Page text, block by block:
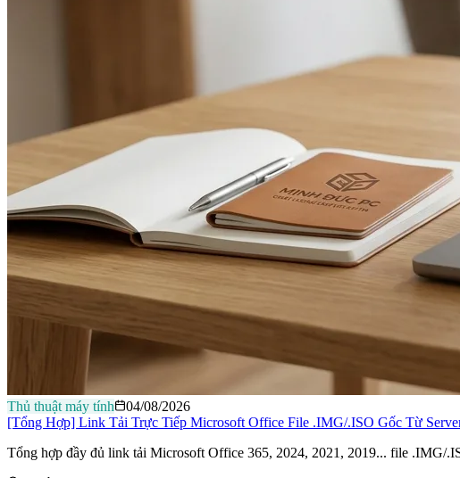
Thủ thuật máy tính
04/08/2026
[Tổng Hợp] Link Tải Trực Tiếp Microsoft Office File .IMG/.ISO Gốc Từ
Tổng hợp đầy đủ link tải Microsoft Office 365, 2024, 2021, 2019... file .IMG/